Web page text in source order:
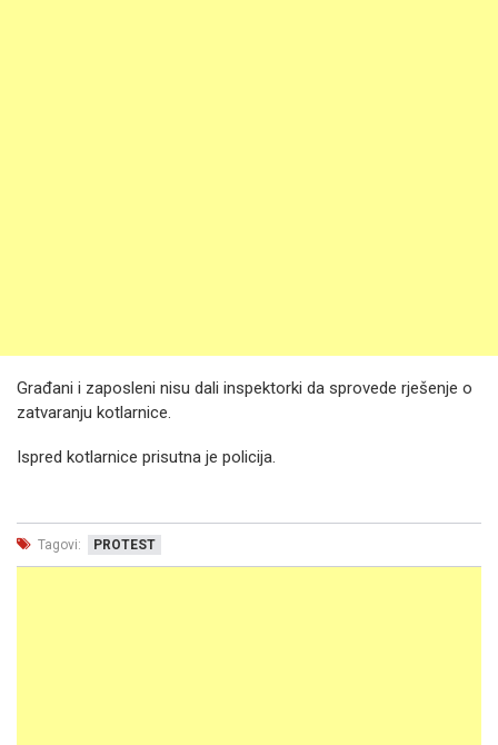
Građani i zaposleni nisu dali inspektorki da sprovede rješenje o
zatvaranju kotlarnice.
Ispred kotlarnice prisutna je policija.
Tagovi: PROTEST